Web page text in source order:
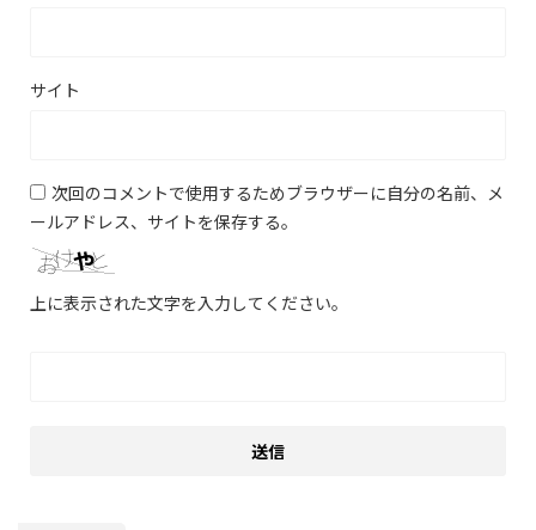
サイト
次回のコメントで使用するためブラウザーに自分の名前、メ
ールアドレス、サイトを保存する。
上に表示された文字を入力してください。